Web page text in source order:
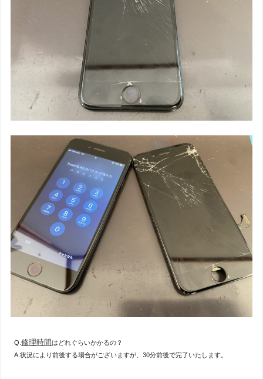
Q.修理時間はどれぐらいかかるの？
A.状況により前後する場合がございますが、30分前後で完了いたします。